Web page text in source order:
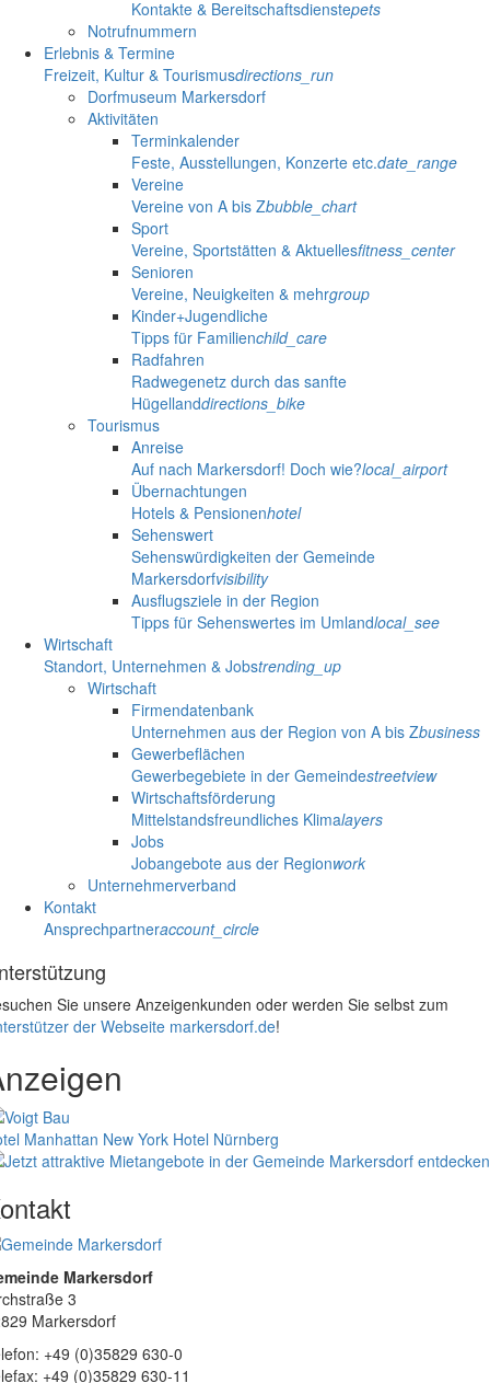
Kontakte & Bereitschaftsdienstepets
Notrufnummern
Erlebnis & Termine
Freizeit, Kultur & Tourismusdirections_run
Dorfmuseum Markersdorf
Aktivitäten
Terminkalender
Feste, Ausstellungen, Konzerte etc.date_range
Vereine
Vereine von A bis Zbubble_chart
Sport
Vereine, Sportstätten & Aktuellesfitness_center
Senioren
Vereine, Neuigkeiten & mehrgroup
Kinder+Jugendliche
Tipps für Familienchild_care
Radfahren
Radwegenetz durch das sanfte
Hügellanddirections_bike
Tourismus
Anreise
Auf nach Markersdorf! Doch wie?local_airport
Übernachtungen
Hotels & Pensionenhotel
Sehenswert
Sehenswürdigkeiten der Gemeinde
Markersdorfvisibility
Ausflugsziele in der Region
Tipps für Sehenswertes im Umlandlocal_see
Wirtschaft
Standort, Unternehmen & Jobstrending_up
Wirtschaft
Firmendatenbank
Unternehmen aus der Region von A bis Zbusiness
Gewerbeflächen
Gewerbegebiete in der Gemeindestreetview
Wirtschaftsförderung
Mittelstandsfreundliches Klimalayers
Jobs
Jobangebote aus der Regionwork
Unternehmerverband
Kontakt
Ansprechpartneraccount_circle
Sie unsere Anzeigenkunden oder werden Sie selbst zum
der Webseite markersdorf.de!
Manhattan New York Hotel Nürnberg
Markersdorf
3
Markersdorf
+49 (0)35829 630-0
+49 (0)35829 630-11